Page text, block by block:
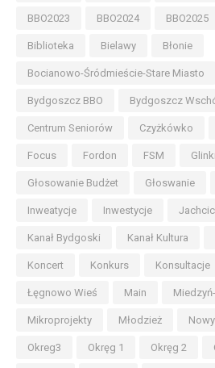
BBO2023 BBO2024 BBO2025
Biblioteka Bielawy Błonie
Bocianowo-Śródmieście-Stare Miasto
Bydgoszcz BBO Bydgoszcz
Centrum Seniorów Czyżkówko
Focus Fordon FSM
Głosowanie Budżet Głoswanie
Inweatycje Inwestycje
Kanał Bydgoski Kanał Kultura
Koncert Konkurs Konsultacje
Łęgnowo Wieś Main
Mikroprojekty Młodzież
Okreg3 Okręg 1 Okręg 2